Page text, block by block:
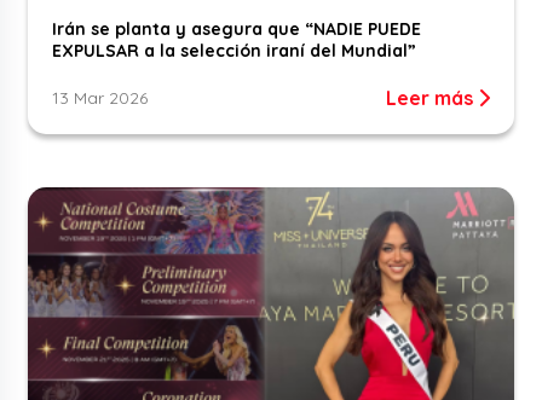
Irán se planta y asegura que “NADIE PUEDE
EXPULSAR a la selección iraní del Mundial”
13 Mar 2026 Leer más